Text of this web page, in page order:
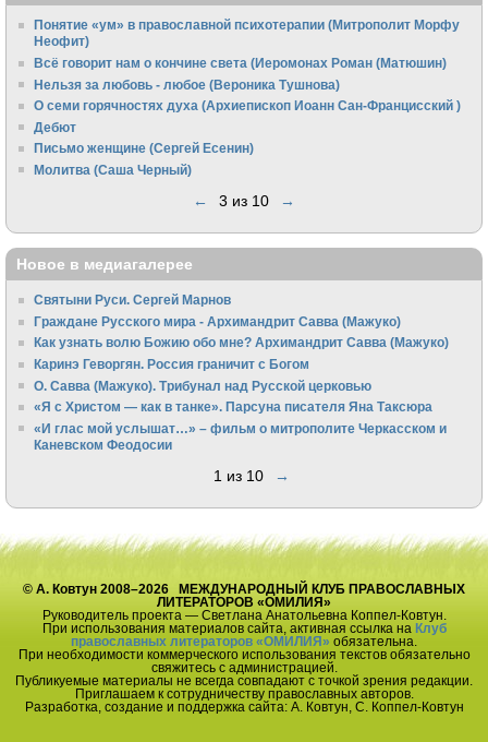
Понятие «ум» в православной психотерапии (Митрополит Морфу
Неофит)
Всё говорит нам о кончине света (Иеромонах Роман (Матюшин)
Нельзя за любовь - любое (Вероника Тушнова)
О семи горячностях духа (Архиепископ Иоанн Сан-Францисский )
Дебют
Письмо женщине (Сергей Есенин)
Молитва (Саша Черный)
← 3 из 10 →
Новое в медиагалерее
Святыни Руси. Сергей Марнов
Граждане Русского мира - Архимандрит Савва (Мажуко)
Как узнать волю Божию обо мне? Архимандрит Савва (Мажуко)
Каринэ Геворгян. Россия граничит с Богом
О. Савва (Мажуко). Трибунал над Русской церковью
«Я с Христом — как в танке». Парсуна писателя Яна Таксюра
«И глас мой услышат…» – фильм о митрополите Черкасском и
Каневском Феодосии
1 из 10 →
© А. Ковтун 2008–2026 МЕЖДУНАРОДНЫЙ КЛУБ ПРАВОСЛАВНЫХ
ЛИТЕРАТОРОВ «ОМИЛИЯ»
Руководитель проекта — Светлана Анатольевна Коппел-Ковтун.
При использования материалов сайта, активная ссылка на Клуб
православных литераторов «ОМИЛИЯ» обязательна.
При необходимости коммерческого использования текстов обязательно
свяжитесь с администрацией.
Публикуемые материалы не всегда совпадают с точкой зрения редакции.
Приглашаем к сотрудничеству православных авторов.
Разработка, создание и поддержка сайта: А. Ковтун, С. Коппел-Ковтун